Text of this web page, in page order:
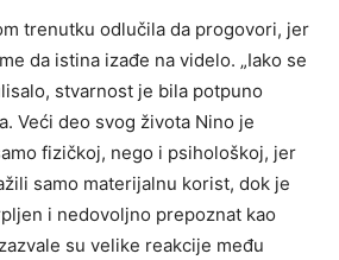
trenutku odlučila da progovori, jer
da istina izađe na videlo. „Iako se
stvarnost je bila potpuno
Veći deo svog života Nino je
fizičkoj, nego i psihološkoj, jer
samo materijalnu korist, dok je
i nedovoljno prepoznat kao
su velike reakcije među